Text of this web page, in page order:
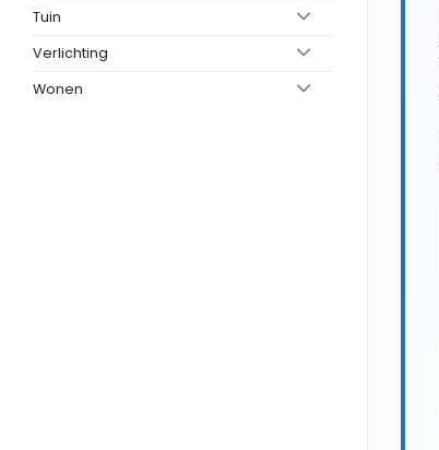
Tuin
Verlichting
Wonen